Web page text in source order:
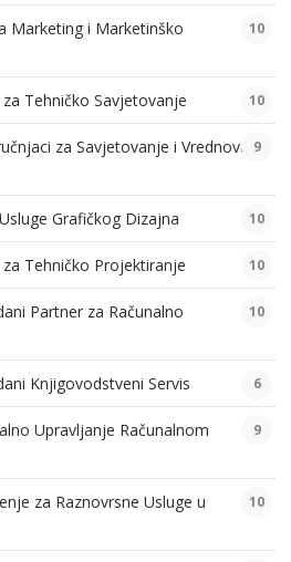
Marketing i Marketinško
10
Tehničko Savjetovanje 10
za Savjetovanje i Vrednovanje
9
Grafičkog Dizajna 10
Tehničko Projektiranje 10
Partner za Računalno
10
Knjigovodstveni Servis 6
Upravljanje Računalnom
9
za Raznovrsne Usluge u
10